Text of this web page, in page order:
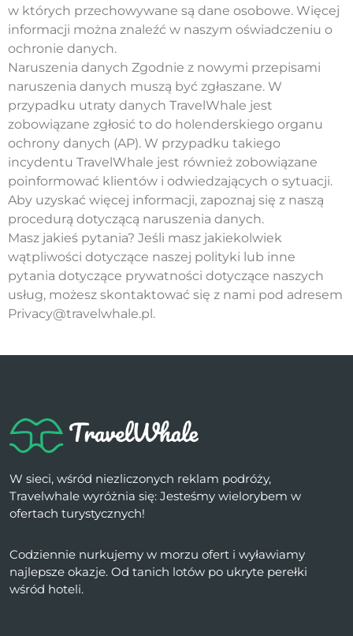
w których przechowywane są dane osobowe. Więcej
informacji można znaleźć w naszym oświadczeniu o
ochronie danych.
Naruszenia danych Zgodnie z nowymi przepisami
naruszenia danych muszą być zgłaszane. W
przypadku utraty danych TravelWhale jest
zobowiązane zgłosić to do holenderskiego organu
ochrony danych (AP). W przypadku takiego
incydentu TravelWhale jest również zobowiązane
poinformować klientów i odwiedzających o sytuacji.
Aby uzyskać więcej informacji, zapoznaj się z naszą
procedurą dotyczącą naruszenia danych.
Masz jakieś pytania? Jeśli masz jakiekolwiek
wątpliwości dotyczące naszej polityki lub inne
pytania dotyczące prywatności dotyczące naszych
usług, możesz skontaktować się z nami pod adresem
Privacy@travelwhale.pl.
W sieci, wśród niezliczonych reklam podróży,
Travelwhale wyróżnia się: Jesteśmy wielorybem w
ofertach turystycznych!
Codziennie nurkujemy w morzu ofert i wyławiamy
najlepsze okazje. Od tanich lotów po ukryte perełki
wśród hoteli.